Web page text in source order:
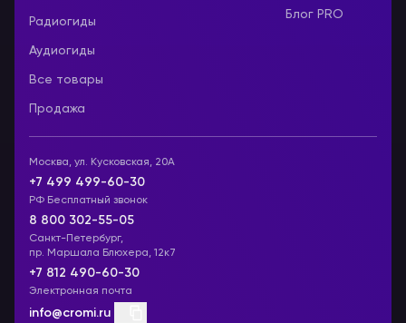
Радиогиды
Аудиогиды
Все товары
Продажа
Блог PRO
Москва, ул. Кусковская, 20А
+7 499 499-60-30
РФ Бесплатный звонок
8 800 302-55-05
Санкт-Петербург,
пр. Маршала Блюхера, 12к7
+7 812 490-60-30
Электронная почта
info@cromi.ru